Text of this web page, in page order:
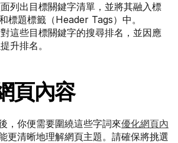
列出目標關鍵字清單，並將其融入標
標題標籤（Header Tags）中。
這些目標關鍵字的搜尋排名，並因應
升排名。
頁內容
，你便需要圍繞這些字詞來優化網頁內
更清晰地理解網頁主題。請確保將挑選